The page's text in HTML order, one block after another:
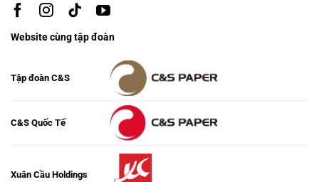
Website cùng tập đoàn
Tập đoàn C&S
C&S Quốc Tế
Xuân Cầu Holdings